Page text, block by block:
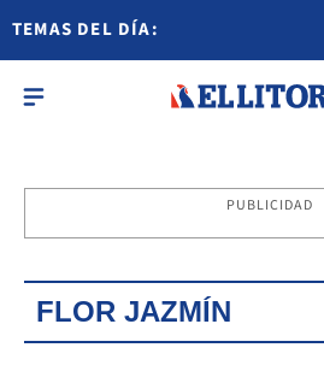
TEMAS DEL DÍA:
PUBLICIDAD
FLOR JAZMÍN